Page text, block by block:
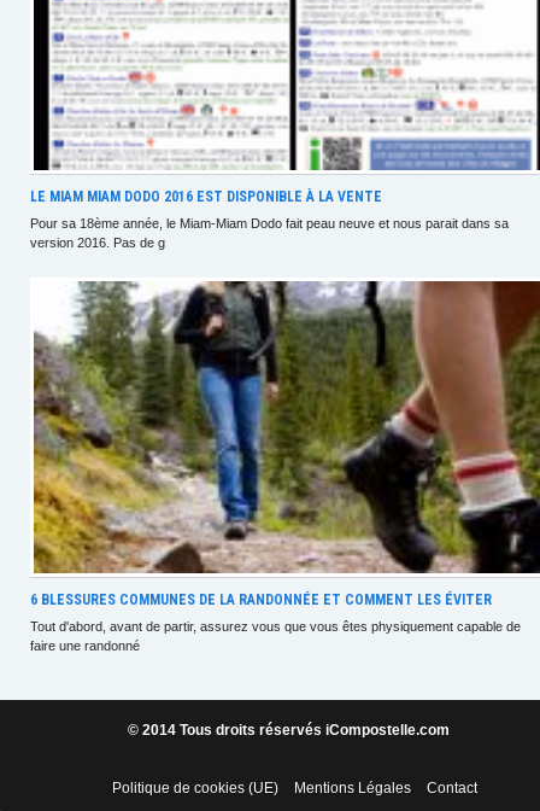
LE MIAM MIAM DODO 2016 EST DISPONIBLE À LA VENTE
Pour sa 18ème année, le Miam-Miam Dodo fait peau neuve et nous parait dans sa
version 2016. Pas de g
6 BLESSURES COMMUNES DE LA RANDONNÉE ET COMMENT LES ÉVITER
Tout d'abord, avant de partir, assurez vous que vous êtes physiquement capable de
faire une randonné
© 2014 Tous droits réservés iCompostelle.com
Politique de cookies (UE) Mentions Légales Contact